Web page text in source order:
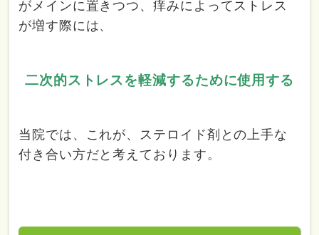
がメインに置きつつ、痒みによってストレス
が増す際には、
二次的ストレスを軽減するために使用する
当院では、これが、ステロイド剤との上手な
付き合い方だと考えております。